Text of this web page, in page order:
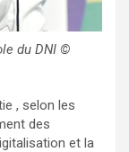
du DNI ©
, selon les
des
et la